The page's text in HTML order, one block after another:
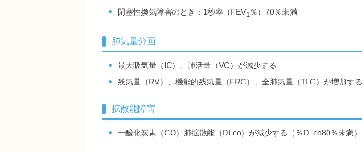
閉塞性換気障害のとき：1秒率（FEV1 ％）70％未満
肺気量分画
最大吸気量（IC）、肺活量（VC）が減少する
残気量（RV）、機能的残気量（FRC）、全肺気量（TLC）が増加する
拡散能障害
一酸化炭素（CO）肺拡散能（DLco）が減少する（％DLco80％未満）